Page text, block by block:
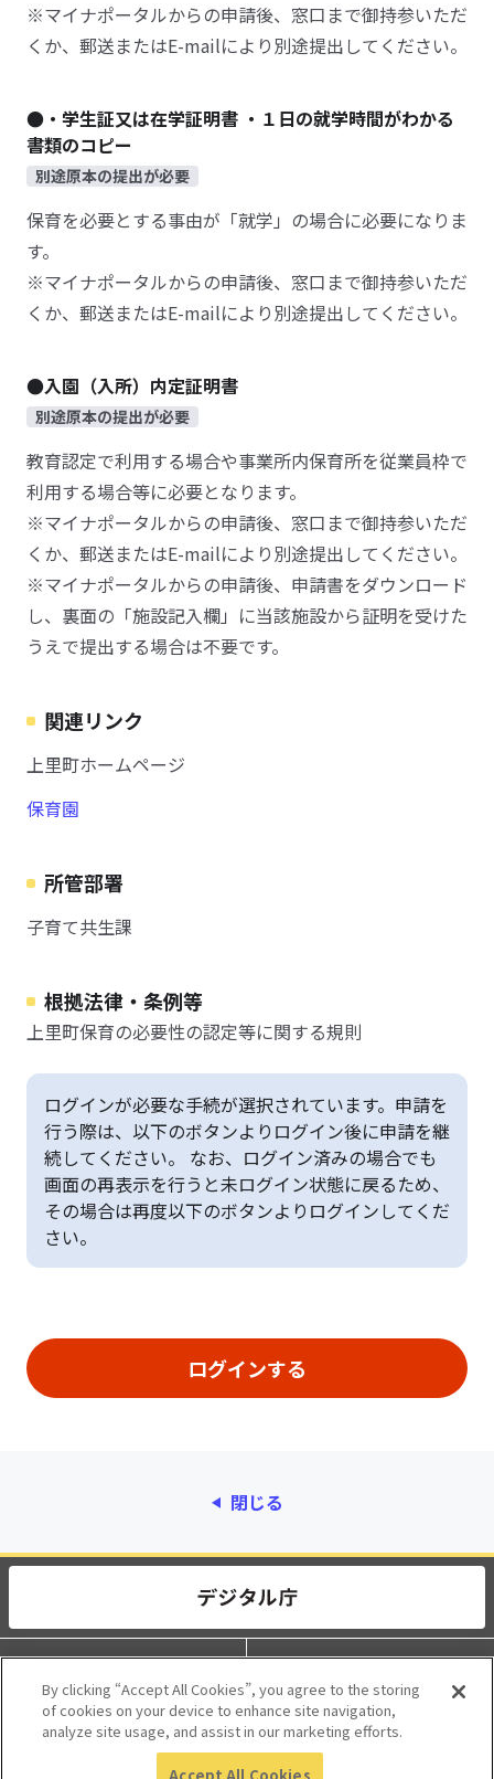
※マイナポータルからの申請後、窓口まで御持参いただ
くか、郵送またはE-mailにより別途提出してください。
●・学生証又は在学証明書 ・１日の就学時間がわかる
書類のコピー
別途原本の提出が必要
保育を必要とする事由が「就学」の場合に必要になりま
す。
※マイナポータルからの申請後、窓口まで御持参いただ
くか、郵送またはE-mailにより別途提出してください。
●入園（入所）内定証明書
別途原本の提出が必要
教育認定で利用する場合や事業所内保育所を従業員枠で
利用する場合等に必要となります。
※マイナポータルからの申請後、窓口まで御持参いただ
くか、郵送またはE-mailにより別途提出してください。
※マイナポータルからの申請後、申請書をダウンロード
し、裏面の「施設記入欄」に当該施設から証明を受けた
うえで提出する場合は不要です。
関連リンク
上里町ホームページ
保育園
所管部署
子育て共生課
根拠法律・条例等
上里町保育の必要性の認定等に関する規則
ログインが必要な手続が選択されています。申請を
行う際は、以下のボタンよりログイン後に申請を継
続してください。 なお、ログイン済みの場合でも
画面の再表示を行うと未ログイン状態に戻るため、
その場合は再度以下のボタンよりログインしてくだ
さい。
閉じる
動作環境 個人情報保護
利用規約 アクセシビリティ
By clicking “Accept All Cookies”, you agree to the storing
of cookies on your device to enhance site navigation,
analyze site usage, and assist in our marketing efforts.